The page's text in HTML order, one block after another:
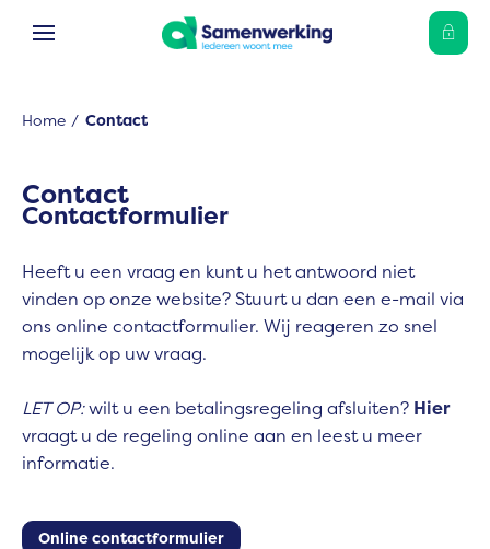
Naar de homepage
Ga naar Hoofd
Home Contact
Contact
Contactformulier
Heeft u een vraag en kunt u het antwoord niet
vinden op onze website? Stuurt u dan een e-mail via
ons online contactformulier. Wij reageren zo snel
mogelijk op uw vraag.
LET OP:wilt u een betalingsregeling afsluiten? Hier
vraagt u de regeling online aan en leest u meer
informatie.
Online contactformulier